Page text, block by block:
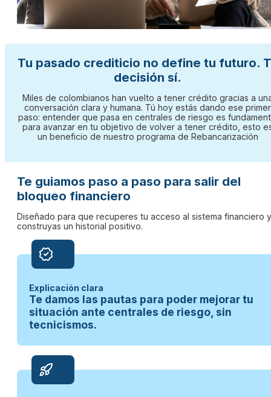
Tu pasado crediticio no define tu futuro.
decisión sí.
Miles de colombianos han vuelto a tener crédito gracias a
conversación clara y humana. Tú hoy estás dando ese primer
paso: entender que pasa en centrales de riesgo es
para avanzar en tu objetivo de volver a tener crédito, esto
un beneficio de nuestro programa de Rebancarización
Te guiamos paso a paso para salir del
bloqueo financiero
Diseñado para que recuperes tu acceso al sistema financiero y
construyas un historial positivo.
Explicación clara
Te damos las pautas para poder mejorar tu
situación ante centrales de riesgo, sin
tecnicismos.